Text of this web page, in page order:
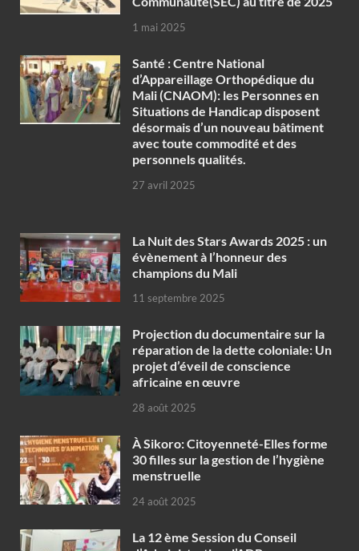
1 mai 2025
Santé : Centre National
d’Appareillage Orthopédique du
Mali (CNAOM): les Personnes en
Situations de Handicap disposent
désormais d’un nouveau bâtiment
avec toute commodité et des
personnels qualités.
27 avril 2025
‎La Nuit des Stars Awards 2025 : un
évènement à l’honneur des
champions du Mali
11 septembre 2025
Projection du documentaire sur la
réparation de la dette coloniale: Un
projet d’éveil de conscience
africaine en œuvre‎
28 août 2025
À Sikoro: Citoyenneté-Elles forme
30 filles sur la gestion de l’hygiène
menstruelle
24 août 2025
La 12 ème Session du Conseil